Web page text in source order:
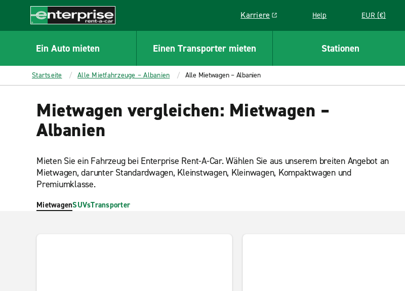
CONTENT
Enterprise
Karriere
Link opens in a new window
Help EUR (€)
Ein Auto mieten Einen Transporter mieten Stationen
Startseite Alle Mietfahrzeuge – Albanien Alle Mietwagen – Albanien
Mietwagen vergleichen: Mietwagen –
Albanien
Mieten Sie ein Fahrzeug bei Enterprise Rent-A-Car. Wählen Sie aus unserem breiten Angebot an
Mietwagen, darunter Standardwagen, Kleinstwagen, Kleinwagen, Kompaktwagen und
Premiumklasse.
MietwagenSUVsTransporter